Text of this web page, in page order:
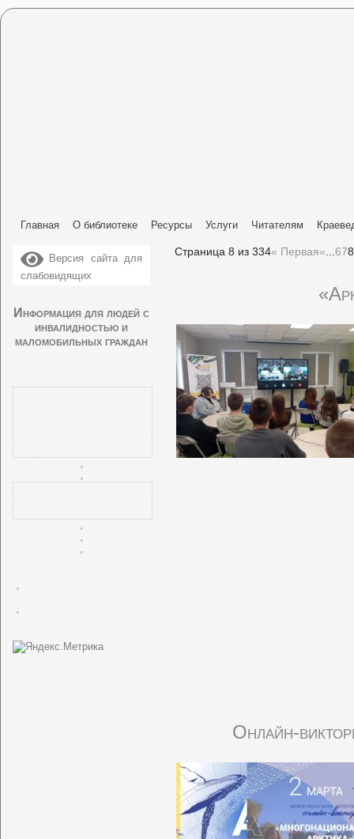
Главная О библиотеке Ресурсы Услуги Читателям
Версия сайта для
слабовидящих
Информация для людей с
инвалидностью и
маломобильных граждан
Страница 8 из 334« Первая« 678
Онлайн-